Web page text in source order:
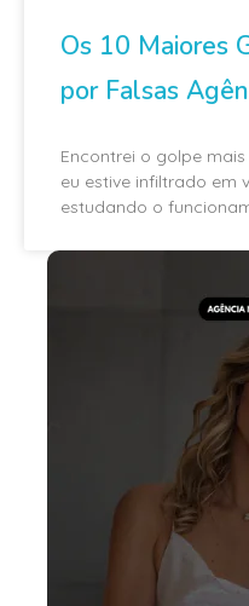
Os 10 Maiores
por Falsas
Encontrei o golpe
eu estive infiltrado em
estudando o